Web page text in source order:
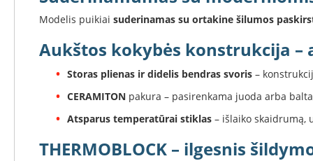
gamintojai
Morsø
Romotop
Thorma
Modelis puikiai suderinamas su ortakine šilumos
Aukštos kokybės konstrukcija
Storas plienas ir didelis bendras svoris –
CERAMITON pakura – pasirenkama juoda arba
Atsparus temperatūrai stiklas – išlaiko skaidrumą,
THERMOBLOCK – ilgesnis